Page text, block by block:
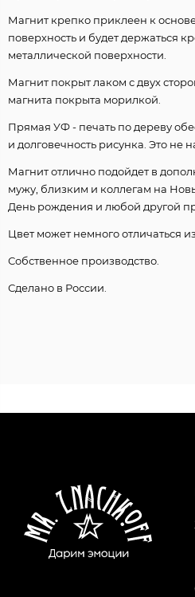
Магнит крепко приклеен к
поверхность и будет держаться
металлической поверхности.
Магнит покрыт лаком с двух
магнита покрыта морилкой.
Прямая УФ - печать по дереву
и долговечность рисунка. Это не
Магнит отлично подойдет в
мужу, близким и коллегам на
День рождения и любой другой
Цвет может немного отличаться
Собственное производство.
Сделано в России.